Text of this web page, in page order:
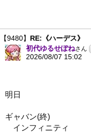
【9480】 RE:《ハーデス》
初代ゆるせぽねさん
2026/08/07 15:02
明日
ギャバン(終)
インフィニティ